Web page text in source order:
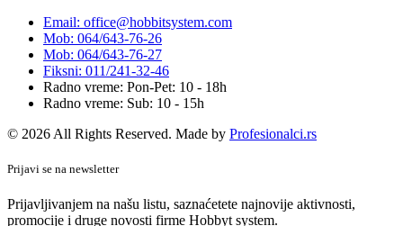
Email: office@hobbitsystem.com
Mob: 064/643-76-26
Mob: 064/643-76-27
Fiksni: 011/241-32-46
Radno vreme: Pon-Pet: 10 - 18h
Radno vreme: Sub: 10 - 15h
© 2026 All Rights Reserved. Made by Profesionalci.rs
Prijavi se na newsletter
Prijavljivanjem na našu listu, saznaćetete najnovije aktivnosti,
promocije i druge novosti firme Hobbyt system.